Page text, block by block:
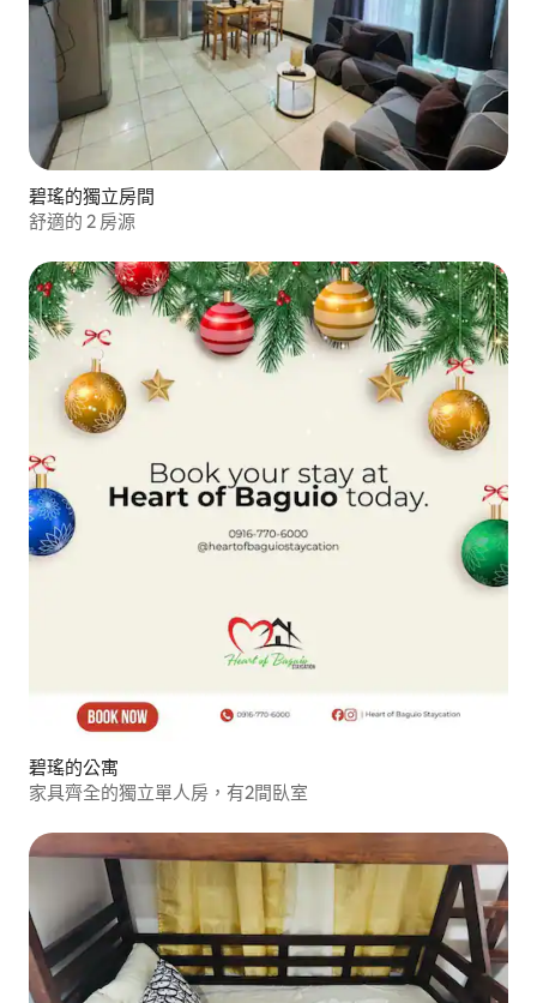
碧瑤的獨立房間
舒適的 2 房源
碧瑤的公寓
家具齊全的獨立單人房，有2間臥室